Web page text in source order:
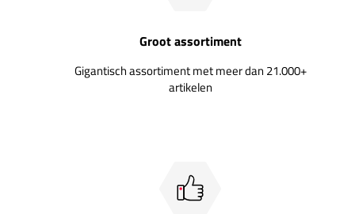
Groot assortiment
Gigantisch assortiment met meer dan 21.000+
artikelen